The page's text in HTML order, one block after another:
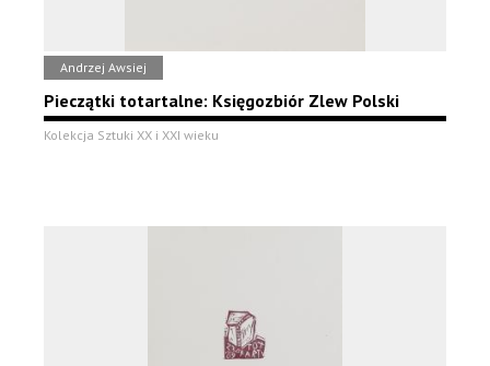
Andrzej Awsiej
Pieczątki totartalne: Księgozbiór Zlew Polski
Kolekcja Sztuki XX i XXI wieku